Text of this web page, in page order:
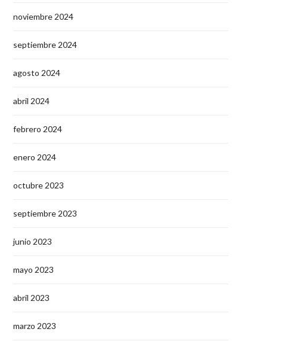
noviembre 2024
septiembre 2024
agosto 2024
abril 2024
febrero 2024
enero 2024
octubre 2023
septiembre 2023
junio 2023
mayo 2023
abril 2023
marzo 2023